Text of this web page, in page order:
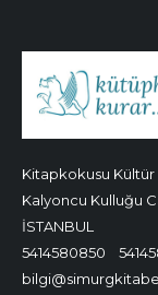
Kitapkokusu
Kalyoncu Kulluğu
İSTANBUL
5414580850